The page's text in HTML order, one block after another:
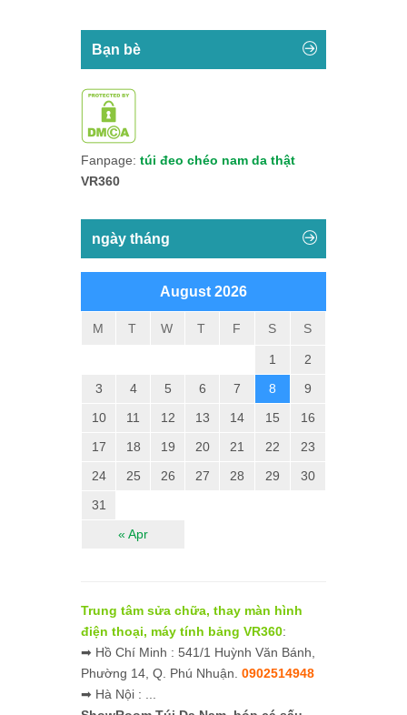
Bạn bè
Fanpage: túi đeo chéo nam da thật
VR360
ngày tháng
August 2026
M T W T F S S
« Apr
1
2
3
4 5 6 7 8
9
10
11 12 13 14 15
16
17
18 19 20 21 22
23
24
25 26 27 28 29
30
31
Trung tâm sửa chữa, thay màn hình
điện thoại, máy tính bảng VR360:
➡ Hồ Chí Minh : 541/1 Huỳnh Văn Bánh,
Phường 14, Q. Phú Nhuận. 0902514948
➡ Hà Nội : ...